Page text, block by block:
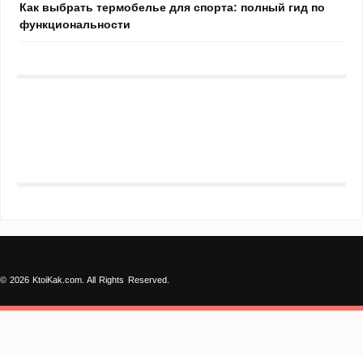
Как выбрать термобелье для спорта: полный гид по
функциональности
© 2026 KtoiKak.com. All Rights Reserved.